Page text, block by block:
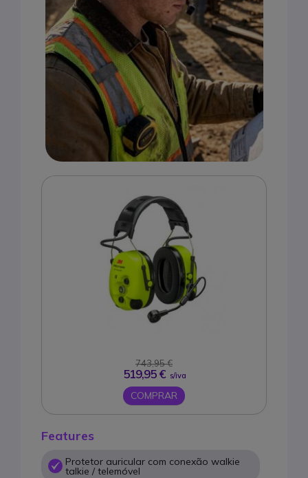
Features
Protetor auricular com conexão walkie
talkie / telemóvel
743,95 €
519,95 € s/iva
COMPRAR